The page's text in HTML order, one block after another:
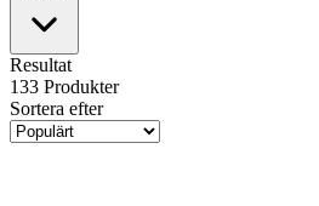
Resultat
133 Produkter
Sortera efter